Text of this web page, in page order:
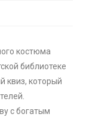
костюма
библиотеке
квиз, который
с богатым